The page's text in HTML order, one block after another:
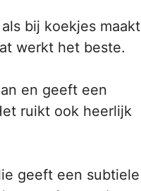
bij koekjes maakt
werkt het beste.
en geeft een
ruikt ook heerlijk
geeft een subtiele